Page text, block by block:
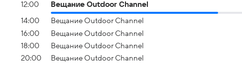
12:00
Вещание Outdoor Channel
14:00
Вещание Outdoor Channel
16:00
Вещание Outdoor Channel
18:00
Вещание Outdoor Channel
20:00
Вещание Outdoor Channel